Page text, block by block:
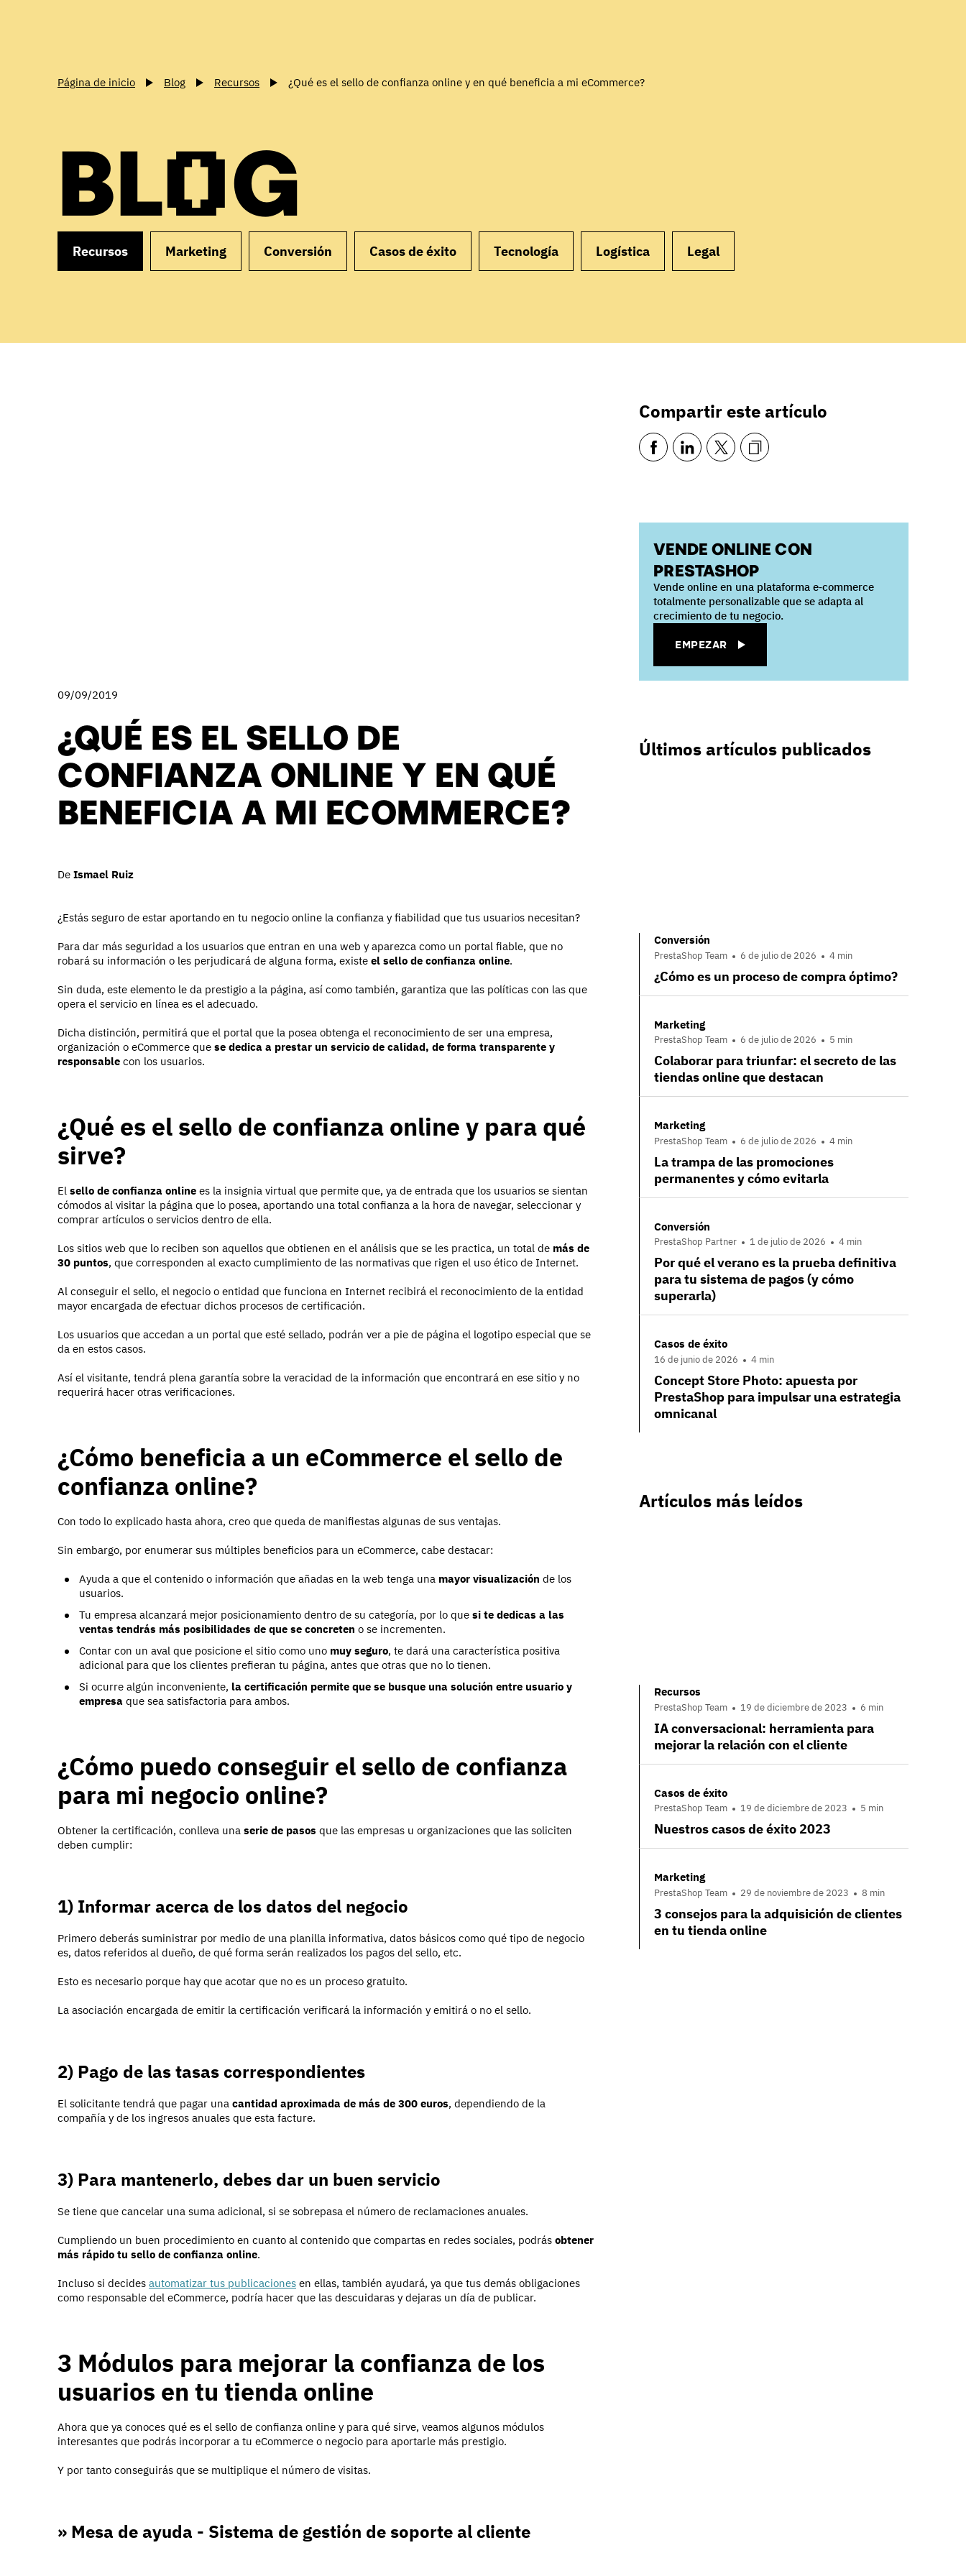
Página de inicio Blog Recursos ¿Qué es el sello de confianza online y en qué beneficia a mi eCommerce?
BLOG
Recursos Marketing Conversión Casos de éxito Tecnología Logística Legal
09/09/2019
¿QUÉ ES EL SELLO DE
CONFIANZA ONLINE Y EN QUÉ
BENEFICIA A MI ECOMMERCE?
De Ismael Ruiz
¿Estás seguro de estar aportando en tu negocio online la confianza y fiabilidad que tus usuarios necesitan?
Para dar más seguridad a los usuarios que entran en una web y aparezca como un portal fiable, que no
robará su información o les perjudicará de alguna forma, existe el sello de confianza online.
Sin duda, este elemento le da prestigio a la página, así como también, garantiza que las políticas con las que
opera el servicio en línea es el adecuado.
Dicha distinción, permitirá que el portal que la posea obtenga el reconocimiento de ser una empresa,
organización o eCommerce que se dedica a prestar un servicio de calidad, de forma transparente y
responsable con los usuarios.
¿Qué es el sello de confianza online y para qué
sirve?
El sello de confianza online es la insignia virtual que permite que, ya de entrada que los usuarios se sientan
cómodos al visitar la página que lo posea, aportando una total confianza a la hora de navegar, seleccionar y
comprar artículos o servicios dentro de ella.
Los sitios web que lo reciben son aquellos que obtienen en el análisis que se les practica, un total de más de
30 puntos, que corresponden al exacto cumplimiento de las normativas que rigen el uso ético de Internet.
Al conseguir el sello, el negocio o entidad que funciona en Internet recibirá el reconocimiento de la entidad
mayor encargada de efectuar dichos procesos de certificación.
Los usuarios que accedan a un portal que esté sellado, podrán ver a pie de página el logotipo especial que se
da en estos casos.
Así el visitante, tendrá plena garantía sobre la veracidad de la información que encontrará en ese sitio y no
requerirá hacer otras verificaciones.
¿Cómo beneficia a un eCommerce el sello de
confianza online?
Con todo lo explicado hasta ahora, creo que queda de manifiestas algunas de sus ventajas.
Sin embargo, por enumerar sus múltiples beneficios para un eCommerce, cabe destacar:
Ayuda a que el contenido o información que añadas en la web tenga una mayor visualización de los
usuarios.
Tu empresa alcanzará mejor posicionamiento dentro de su categoría, por lo que si te dedicas a las
ventas tendrás más posibilidades de que se concreten o se incrementen.
Contar con un aval que posicione el sitio como uno muy seguro, te dará una característica positiva
adicional para que los clientes prefieran tu página, antes que otras que no lo tienen.
Si ocurre algún inconveniente, la certificación permite que se busque una solución entre usuario y
empresa que sea satisfactoria para ambos.
¿Cómo puedo conseguir el sello de confianza
para mi negocio online?
Obtener la certificación, conlleva una serie de pasos que las empresas u organizaciones que las soliciten
deben cumplir:
1) Informar acerca de los datos del negocio
Primero deberás suministrar por medio de una planilla informativa, datos básicos como qué tipo de negocio
es, datos referidos al dueño, de qué forma serán realizados los pagos del sello, etc.
Esto es necesario porque hay que acotar que no es un proceso gratuito.
La asociación encargada de emitir la certificación verificará la información y emitirá o no el sello.
2) Pago de las tasas correspondientes
El solicitante tendrá que pagar una cantidad aproximada de más de 300 euros, dependiendo de la
compañía y de los ingresos anuales que esta facture.
3) Para mantenerlo, debes dar un buen servicio
Se tiene que cancelar una suma adicional, si se sobrepasa el número de reclamaciones anuales.
Cumpliendo un buen procedimiento en cuanto al contenido que compartas en redes sociales, podrás obtener
más rápido tu sello de confianza online.
Incluso si decides automatizar tus publicaciones en ellas, también ayudará, ya que tus demás obligaciones
como responsable del eCommerce, podría hacer que las descuidaras y dejaras un día de publicar.
3 Módulos para mejorar la confianza de los
usuarios en tu tienda online
Ahora que ya conoces qué es el sello de confianza online y para qué sirve, veamos algunos módulos
interesantes que podrás incorporar a tu eCommerce o negocio para aportarle más prestigio.
Y por tanto conseguirás que se multiplique el número de visitas.
» Mesa de ayuda - Sistema de gestión de soporte al cliente
Compartir este artículo
VENDE ONLINE CON
PRESTASHOP
Vende online en una plataforma e‑commerce
totalmente personalizable que se adapta al
crecimiento de tu negocio.
EMPEZAR
Últimos artículos publicados
Conversión
PrestaShop Team 6 de julio de 2026 4 min
¿Cómo es un proceso de compra óptimo?
Marketing
PrestaShop Team 6 de julio de 2026 5 min
Colaborar para triunfar: el secreto de las
tiendas online que destacan
Marketing
PrestaShop Team 6 de julio de 2026 4 min
La trampa de las promociones
permanentes y cómo evitarla
Conversión
PrestaShop Partner 1 de julio de 2026 4 min
Por qué el verano es la prueba definitiva
para tu sistema de pagos (y cómo
superarla)
Casos de éxito
16 de junio de 2026 4 min
Concept Store Photo: apuesta por
PrestaShop para impulsar una estrategia
omnicanal
Artículos más leídos
Recursos
PrestaShop Team 19 de diciembre de 2023 6 min
IA conversacional: herramienta para
mejorar la relación con el cliente
Casos de éxito
PrestaShop Team 19 de diciembre de 2023 5 min
Nuestros casos de éxito 2023
Marketing
PrestaShop Team 29 de noviembre de 2023 8 min
3 consejos para la adquisición de clientes
en tu tienda online